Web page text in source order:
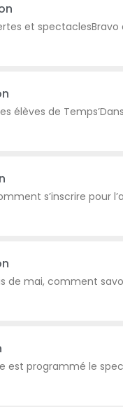
et
élèves de
s’inscrire pour
de mai, comment
est programmé le